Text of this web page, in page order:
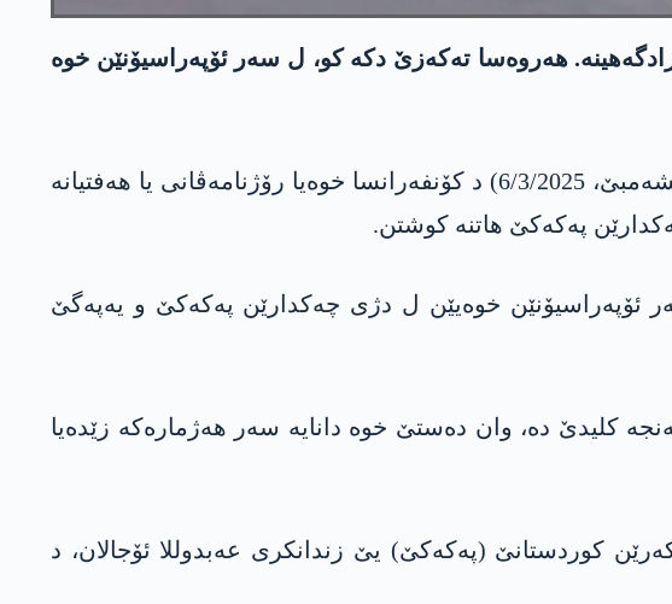
دەما ھەفتیەکێ دە رادگەھینە. ھەروەسا تەکەزێ دکە کو، ل سەر ئۆپەراسیۆنێن خوە
بەرپرسێ راگەھاندن و پەیوەندیان یێ وەزارەتا بەرگریێیا ترکیەیێ زەکی ئاکتورک ئیرۆ (پێنجشەمبێ، 6/3/2025) د کۆنفەرانسا خوەیا رۆژنامەڤانی یا ھەفتیانە
ئۆپەراسیۆنێن خوەیێن ل دژی چەکدارێن پەکەکێ و یەپەگێ
کلیدێ دە، وان دەستێ خوە دانایە سەر ھەژمارەکە زێدەیا
لگەل رێبەرێ پارتیا کارکەرێن کوردستانێ (پەکەکێ) یێ زندانکری عەبدوللا ئۆجالان، د